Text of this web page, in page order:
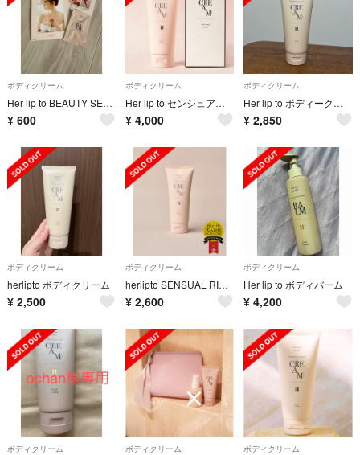
ボディクリーム
Her lip to BEAUTY SENSUAL RICH BODY BALM
¥ 600
ボディクリーム
Her lip to センシュアルリッチボディクリーム
¥ 4,000
ボディクリーム
Her lip to ボディークリーム
¥ 2,850
ボディクリーム
herlipto ボディクリーム
¥ 2,500
ボディクリーム
herlipto SENSUAL RICH BODY CREAM 180g
¥ 2,600
ボディクリーム
Her lip to ボディバーム
¥ 4,200
ボディクリーム ボディクリーム ボディクリーム